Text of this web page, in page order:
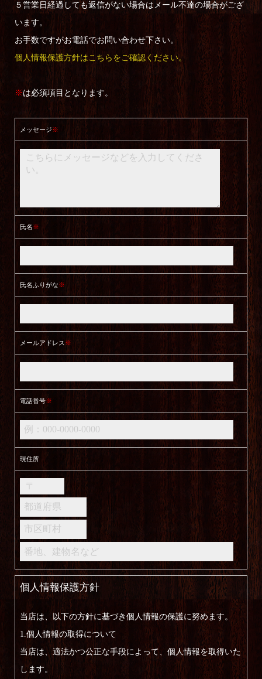
５営業日経過しても返信がない場合はメール不達の場合がござ
います。
お手数ですがお電話でお問い合わせ下さい。
個人情報保護方針はこちらをご確認ください。
※ は必須項目となります。
メッセージ※
氏名※
氏名ふりがな※
メールアドレス ※
電話番号※
現住所
個人情報保護方針
当店は、以下の方針に基づき個人情報の保護に努めます。
1.個人情報の取得について
当店は、適法かつ公正な手段によって、個人情報を取得いた
します。